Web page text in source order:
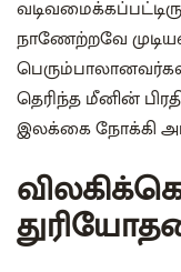
நாணேற்றவே
தெரிந்த மீனின்
இலக்கை நோக்கி